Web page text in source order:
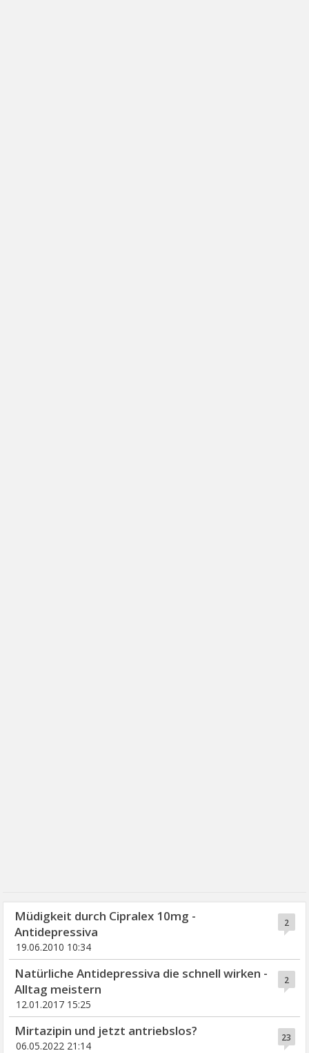
2
Müdigkeit durch Cipralex 10mg -
Antidepressiva
19.06.2010 10:34
2
Natürliche Antidepressiva die schnell wirken -
Alltag meistern
12.01.2017 15:25
23
Mirtazipin und jetzt antriebslos?
06.05.2022 21:14